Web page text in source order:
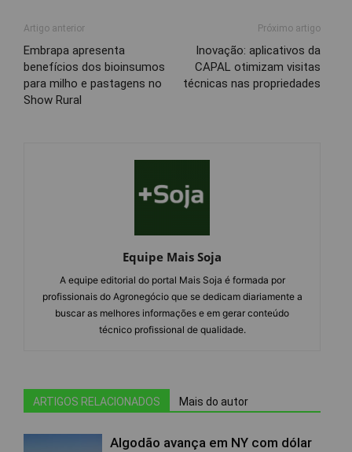
Artigo anterior
Embrapa apresenta
benefícios dos bioinsumos
para milho e pastagens no
Show Rural
Próximo artigo
Inovação: aplicativos da
CAPAL otimizam visitas
técnicas nas propriedades
Equipe Mais Soja
A equipe editorial do portal Mais Soja é formada por
profissionais do Agronegócio que se dedicam diariamente a
buscar as melhores informações e em gerar conteúdo
técnico profissional de qualidade.
ARTIGOS RELACIONADOS Mais do autor
Algodão avança em NY com dólar